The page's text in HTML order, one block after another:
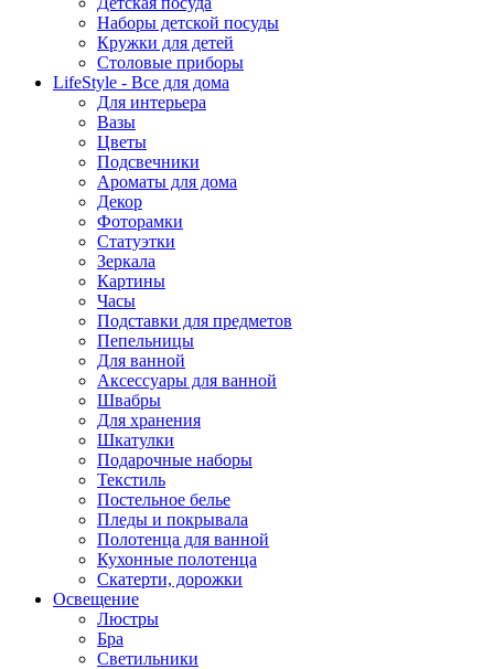
Наборы детской посуды
Кружки для детей
Столовые приборы
LifeStyle - Все для дома
Для интерьера
Вазы
Цветы
Подсвечники
Ароматы для дома
Декор
Фоторамки
Статуэтки
Зеркала
Картины
Часы
Подставки для предметов
Пепельницы
Для ванной
Аксессуары для ванной
Швабры
Для хранения
Шкатулки
Подарочные наборы
Текстиль
Постельное белье
Пледы и покрывала
Полотенца для ванной
Кухонные полотенца
Скатерти, дорожки
Освещение
Люстры
Бра
Светильники